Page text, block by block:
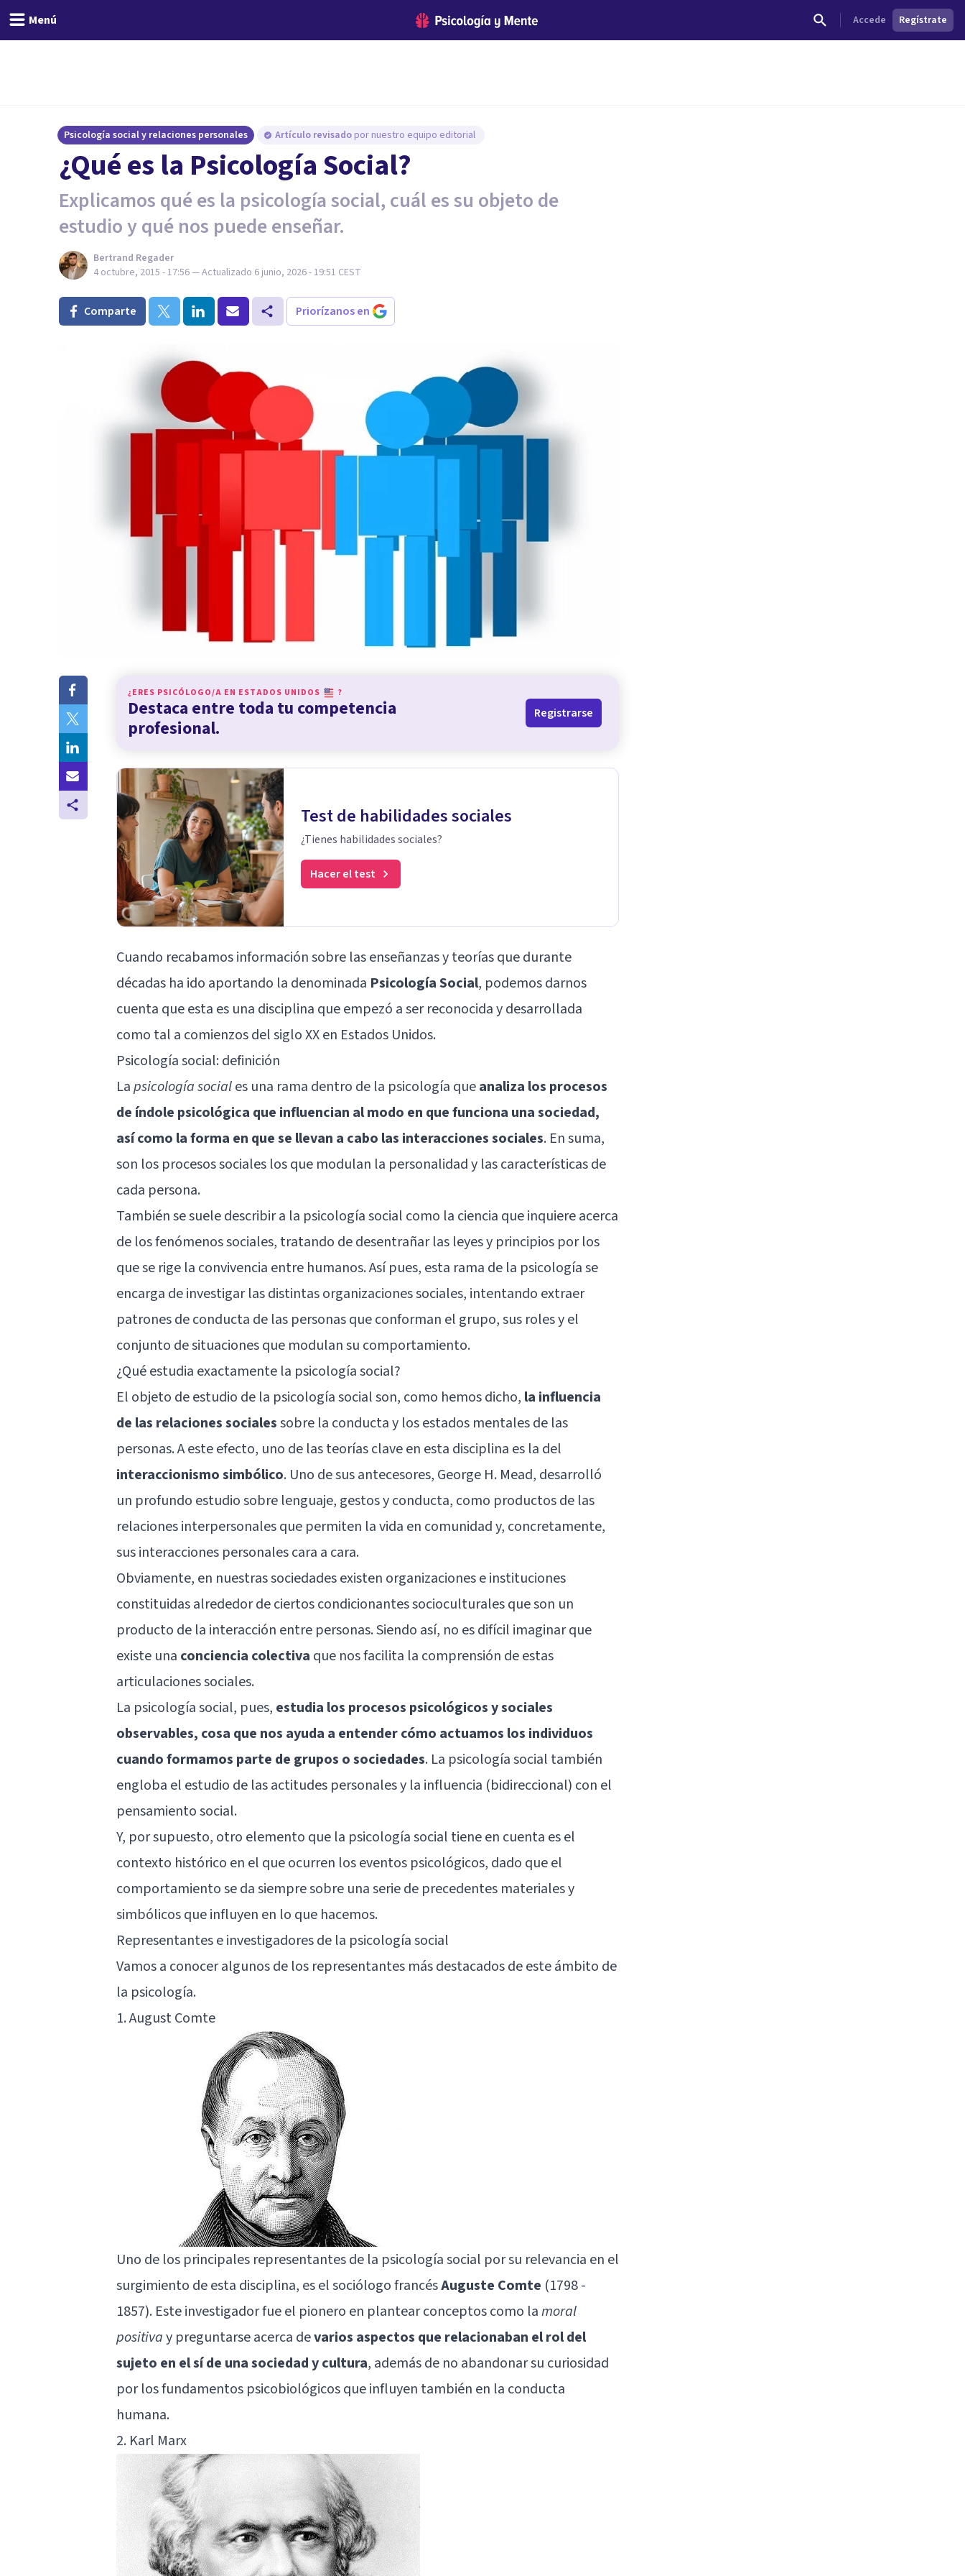
Menú Accede Regístrate
Psicología social y relaciones personales Artículo revisado por nuestro equipo editorial
¿Qué es la Psicología Social?
Explicamos qué es la psicología social, cuál es su objeto de
estudio y qué nos puede enseñar.
Bertrand Regader
4 octubre, 2015 - 17:56— Actualizado 6 junio, 2026 - 19:51 CEST
Comparte Priorízanos en
¿ERES PSICÓLOGO/A EN ESTADOS UNIDOS ?
Destaca entre toda tu competencia
profesional.
Registrarse
Test de habilidades sociales
¿Tienes habilidades sociales?
Hacer el test
Cuando recabamos información sobre las enseñanzas y teorías que durante
décadas ha ido aportando la denominada Psicología Social, podemos darnos
cuenta que esta es una disciplina que empezó a ser reconocida y desarrollada
como tal a comienzos del siglo XX en Estados Unidos.
Psicología social: definición
Lapsicología sociales una rama dentro de la psicología queanaliza los procesos
de índole psicológica que influencian al modo en que funciona una sociedad,
así como la forma en que se llevan a cabo las interacciones sociales. En suma,
son los procesos sociales los que modulan la personalidady las características de
cada persona.
También se suele describir a la psicología social como la ciencia que inquiere acerca
de los fenómenos sociales, tratando de desentrañar las leyes y principios por los
que se rige la convivencia entre humanos. Así pues, esta rama de la psicología se
encarga de investigar las distintas organizaciones sociales, intentando extraer
patrones de conducta de las personas que conforman el grupo, sus roles y el
conjunto de situaciones que modulan su comportamiento.
¿Qué estudia exactamente la psicología social?
El objeto de estudio de la psicología social son, como hemos dicho, la influencia
de las relaciones socialessobre la conducta y los estados mentales de las
personas. A este efecto, uno de las teorías clave en esta disciplina es la del
interaccionismo simbólico. Uno de sus antecesores, George H. Mead, desarrolló
un profundo estudio sobre lenguaje, gestos y conducta, como productos de las
relaciones interpersonales que permiten la vida en comunidad y, concretamente,
sus interacciones personales cara a cara.
Obviamente, en nuestras sociedades existen organizaciones e instituciones
constituidas alrededor de ciertos condicionantes socioculturales que son un
producto de la interacción entre personas. Siendo así, no es difícil imaginar que
existe una conciencia colectiva que nos facilita la comprensión de estas
articulaciones sociales.
La psicología social, pues, estudia los procesos psicológicos y sociales
observables, cosa que nos ayuda a entender cómo actuamos los individuos
cuando formamos parte de grupos o sociedades. La psicología social también
engloba el estudio de las actitudes personales y la influencia (bidireccional) con el
pensamiento social.
Y, por supuesto, otro elemento que la psicología social tiene en cuenta es el
contexto histórico en el que ocurren los eventos psicológicos, dado que el
comportamiento se da siempre sobre una serie de precedentes materiales y
simbólicos que influyen en lo que hacemos.
Representantes e investigadores de la psicología social
Vamos a conocer algunos de los representantes más destacados de este ámbito de
la psicología.
1. August Comte
Uno de los principales representantes de la psicología social por su relevancia en el
surgimiento de esta disciplina, es el sociólogo francésAuguste Comte (1798 -
1857). Este investigador fue el pionero en plantear conceptos como lamoral
positivay preguntarse acerca devarios aspectos que relacionaban el rol del
sujeto en el sí de una sociedad y cultura, además de no abandonar su curiosidad
por los fundamentos psicobiológicos que influyen también en la conducta
humana.
2. Karl Marx